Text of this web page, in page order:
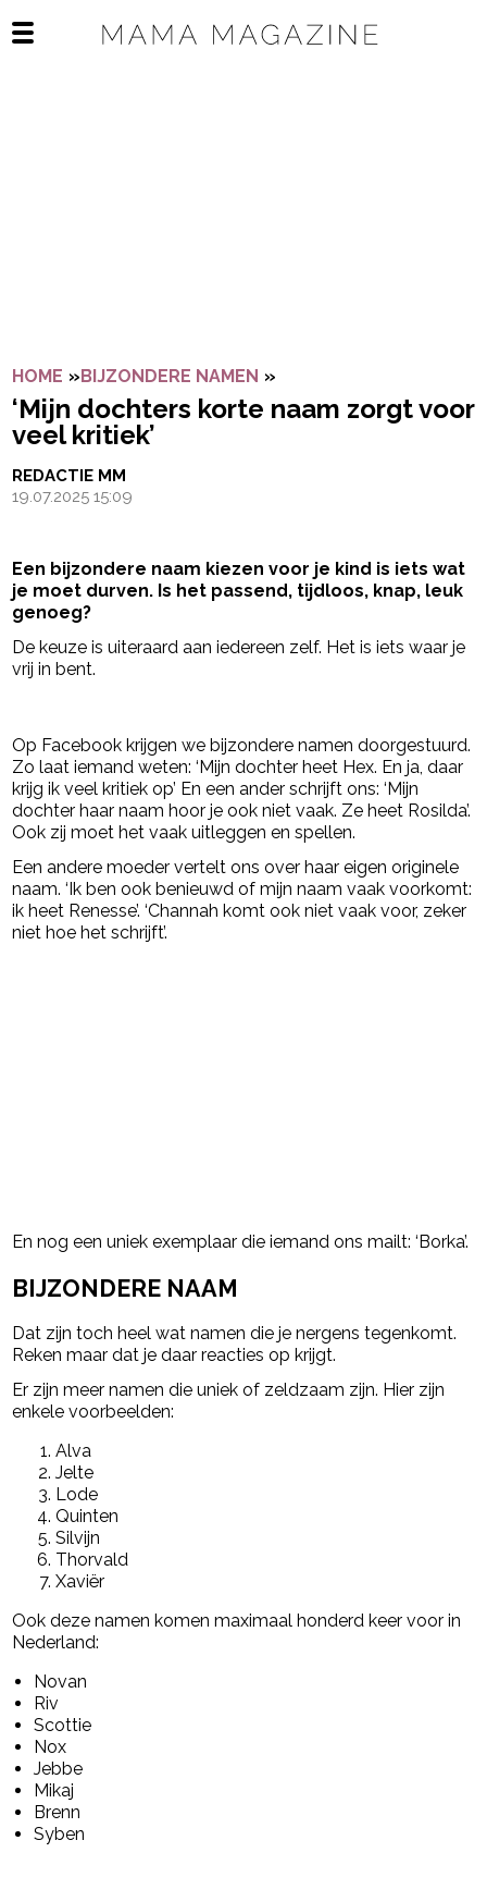
Open het mobiele menu
HOME »BIJZONDERE NAMEN »
‘Mijn dochters korte naam zorgt voor
veel kritiek’
REDACTIE MM
19.07.2025 15:09
Een bijzondere naam kiezen voor je kind is iets wat
je moet durven. Is het passend, tijdloos, knap, leuk
genoeg?
De keuze is uiteraard aan iedereen zelf. Het is iets waar je
vrij in bent.
Op Facebook krijgen we bijzondere namen doorgestuurd.
Zo laat iemand weten: ‘Mijn dochter heet Hex. En ja, daar
krijg ik veel kritiek op’ En een ander schrijft ons: ‘Mijn
dochter haar naam hoor je ook niet vaak. Ze heet Rosilda’.
Ook zij moet het vaak uitleggen en spellen.
Een andere moeder vertelt ons over haar eigen originele
naam. ‘Ik ben ook benieuwd of mijn naam vaak voorkomt:
ik heet Renesse’. ‘Channah komt ook niet vaak voor, zeker
niet hoe het schrijft’.
En nog een uniek exemplaar die iemand ons mailt: ‘Borka’.
BIJZONDERE NAAM
Dat zijn toch heel wat namen die je nergens tegenkomt.
Reken maar dat je daar reacties op krijgt.
Er zijn meer namen die uniek of zeldzaam zijn. Hier zijn
enkele voorbeelden:
Alva
Jelte
Lode
Quinten
Silvijn
Thorvald
Xaviër
Ook deze namen komen maximaal honderd keer voor in
Nederland:
Novan
Riv
Scottie
Nox
Jebbe
Mikaj
Brenn
Syben